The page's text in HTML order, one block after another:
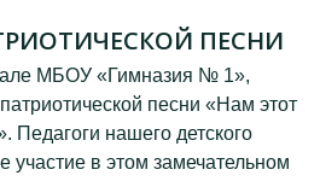
ПЕСНИ
МБОУ «Гимназия № 1»,
песни «Нам этот
Педагоги нашего детского
участие в этом замечательном